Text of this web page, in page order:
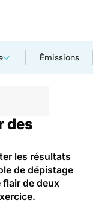
Émissions
des
les résultats
de dépistage
flair de deux